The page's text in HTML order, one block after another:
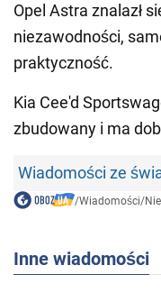
Opel Astra znalazł
niezawodności,
praktyczność.
Kia Cee'd
zbudowany i ma
Wiadomości ze
/Wiadomości/
Inne wiadomości